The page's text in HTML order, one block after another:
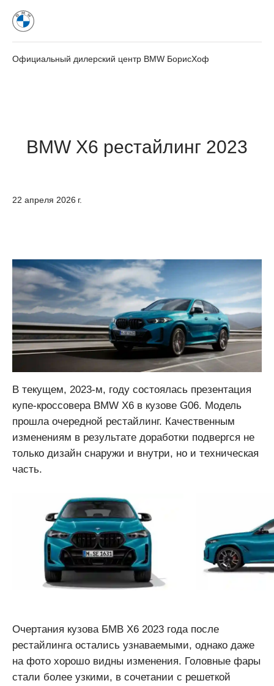
Официальный дилерский центр BMW БорисХоф
BMW X6 рестайлинг 2023
22 апреля 2026 г.
В текущем, 2023-м, году состоялась презентация
купе-кроссовера BMW X6 в кузове G06. Модель
прошла очередной рестайлинг. Качественным
изменениям в результате доработки подвергся не
только дизайн снаружи и внутри, но и техническая
часть.
Очертания кузова БМВ Х6 2023 года после
рестайлинга остались узнаваемыми, однако даже
на фото хорошо видны изменения. Головные фары
стали более узкими, в сочетании с решеткой